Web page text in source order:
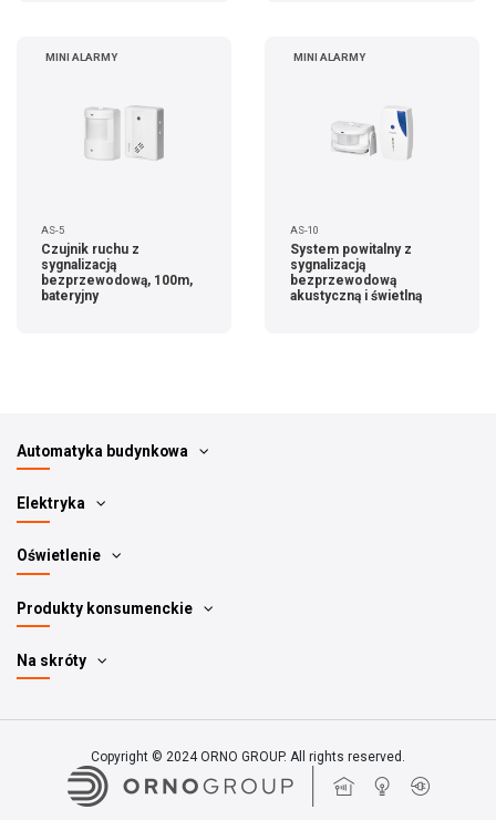
MINI ALARMY
AS-5
Czujnik ruchu z
sygnalizacją
bezprzewodową, 100m,
bateryjny
MINI ALARMY
AS-10
System powitalny z
sygnalizacją
bezprzewodową
akustyczną i świetlną
Automatyka budynkowa
Elektryka
Oświetlenie
Produkty konsumenckie
Na skróty
Copyright © 2024 ORNO GROUP. All rights reserved.